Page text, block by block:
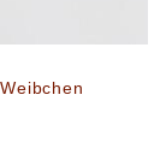
Weibchen